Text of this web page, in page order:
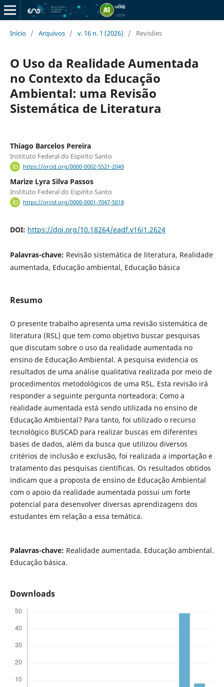
Início / Arquivos / v. 16 n. 1 (2026) / Revisões
O Uso da Realidade Aumentada
no Contexto da Educação
Ambiental: uma Revisão
Sistemática de Literatura
Thiago Barcelos Pereira
Instituto Federal do Espirito Santo
https://orcid.org/0000-0002-5521-2049
Marize Lyra Silva Passos
Instituto Federal do Espírito Santo
https://orcid.org/0000-0001-7047-5018
DOI: https://doi.org/10.18264/eadf.v16i1.2624
Palavras-chave: Revisão sistemática de literatura, Realidade
aumentada, Educação ambiental, Educação básica
Resumo
O presente trabalho apresenta uma revisão sistemática de
literatura (RSL) que tem como objetivo buscar pesquisas
que discutam sobre o uso da realidade aumentada no
ensino de Educação Ambiental. A pesquisa evidencia os
resultados de uma análise qualitativa realizada por meio de
procedimentos metodológicos de uma RSL. Esta revisão irá
responder a seguinte pergunta norteadora: Como a
realidade aumentada está sendo utilizada no ensino de
Educação Ambiental? Para tanto, foi utilizado o recurso
tecnológico BUSCAD para realizar buscas em diferentes
bases de dados, além da busca que utilizou diversos
critérios de inclusão e exclusão, foi realizada a importação e
tratamento das pesquisas científicas. Os resultados obtidos
indicam que a proposta de ensino de Educação Ambiental
com o apoio da realidade aumentada possui um forte
potencial para desenvolver diversas aprendizagens dos
estudantes em relação a essa temática.
Palavras-chave: Realidade aumentada. Educação ambiental.
Educação básica.
Downloads